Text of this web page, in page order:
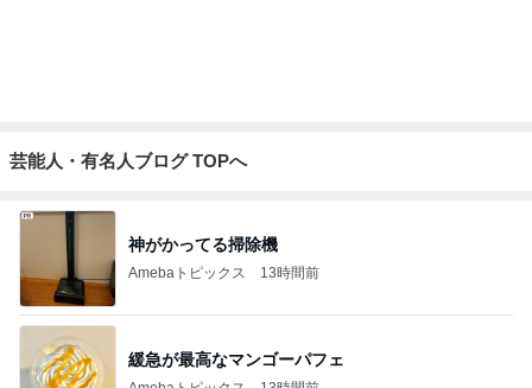
緩急が最高なマンゴーパフェ
Amebaトピックス 13時間前
営業マンに渡したお礼とダサい後悔
Amebaトピックス 14時間前